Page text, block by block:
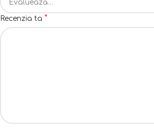
Recenzia ta *